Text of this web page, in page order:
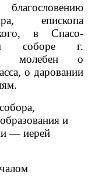
епископа
в Спасо-
соборе г.
молебен о
о даровании
и
— иерей